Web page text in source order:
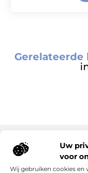
Uw
voor
Wij gebruiken cookies
Gerelateerde
Onze informatie